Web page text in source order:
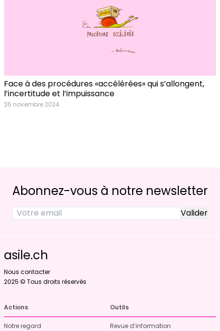
Face à des procédures «accélérées» qui s’allongent,
l’incertitude et l’impuissance
26 novembre 2024
Abonnez-vous à notre newsletter
asile.ch
Nous contacter
2025 © Tous droits réservés
Actions
Notre regard
Outils
Revue d’information